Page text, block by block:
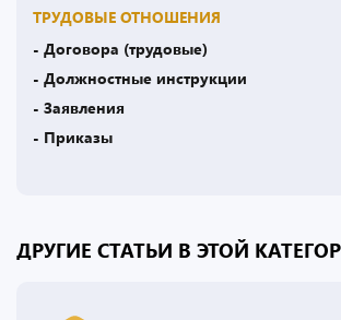
ТРУДОВЫЕ ОТНОШЕНИЯ
- Договора (трудовые)
- Должностные инструкции
- Заявления
- Приказы
ДРУГИЕ СТАТЬИ В ЭТОЙ